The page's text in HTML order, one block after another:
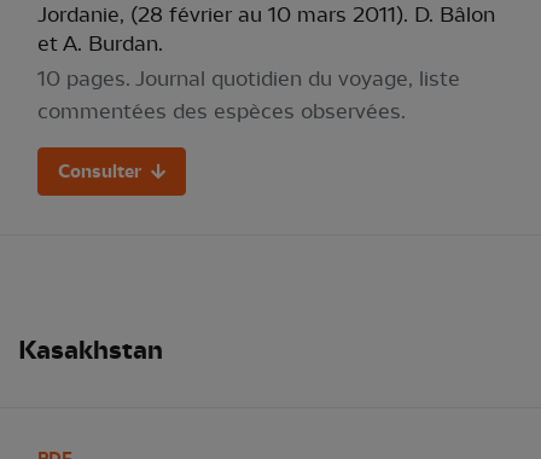
Jordanie, (28 février au 10 mars 2011). D. Bâlon
et A. Burdan.
10 pages. Journal quotidien du voyage, liste
commentées des espèces observées.
Consulter
Kasakhstan